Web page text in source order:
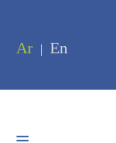
Ar | En